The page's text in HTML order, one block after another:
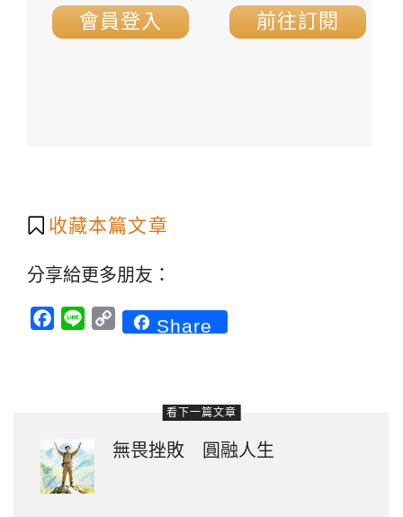
會員登入 前往訂閱
收藏本篇文章
分享給更多朋友：
Facebook
Line CopyShare
看下一篇文章
無畏挫敗 圓融人生